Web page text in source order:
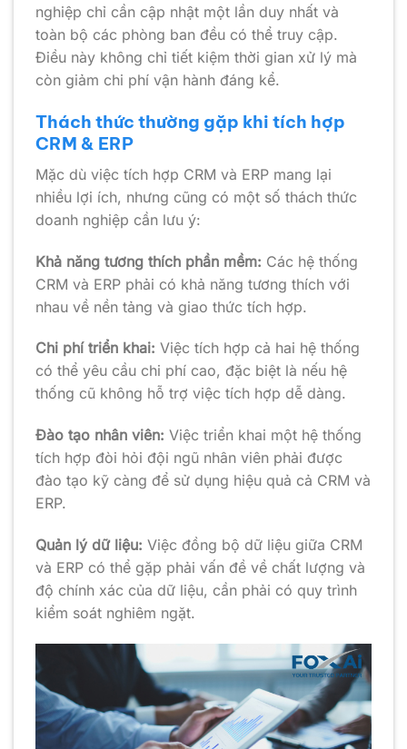
nghiệp chỉ cần cập nhật một lần duy nhất và
toàn bộ các phòng ban đều có thể truy cập.
Điều này không chỉ tiết kiệm thời gian xử lý mà
còn giảm chi phí vận hành đáng kể.
Thách thức thường gặp khi tích hợp
CRM & ERP
Mặc dù việc tích hợp CRM và ERP mang lại
nhiều lợi ích, nhưng cũng có một số thách thức
doanh nghiệp cần lưu ý:
Khả năng tương thích phần mềm: Các hệ thống
CRM và ERP phải có khả năng tương thích với
nhau về nền tảng và giao thức tích hợp.
Chi phí triển khai: Việc tích hợp cả hai hệ thống
có thể yêu cầu chi phí cao, đặc biệt là nếu hệ
thống cũ không hỗ trợ việc tích hợp dễ dàng.
Đào tạo nhân viên: Việc triển khai một hệ thống
tích hợp đòi hỏi đội ngũ nhân viên phải được
đào tạo kỹ càng để sử dụng hiệu quả cả CRM và
ERP.
Quản lý dữ liệu: Việc đồng bộ dữ liệu giữa CRM
và ERP có thể gặp phải vấn đề về chất lượng và
độ chính xác của dữ liệu, cần phải có quy trình
kiểm soát nghiêm ngặt.